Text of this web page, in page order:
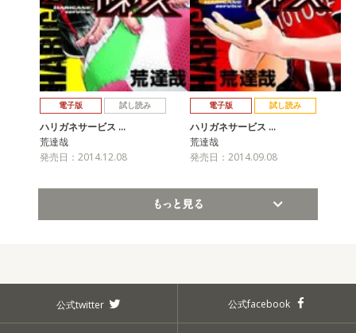
電子版 試し読み
ハリガネサービス …
荒達哉
発売日：2014.12.08
電子版 試し読み
ハリガネサービス …
荒達哉
発売日：2014.09.08
公式twitter 公式facebook